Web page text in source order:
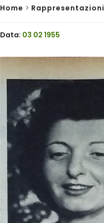
Home > Rappresentazioni
Data: 03 02 1955